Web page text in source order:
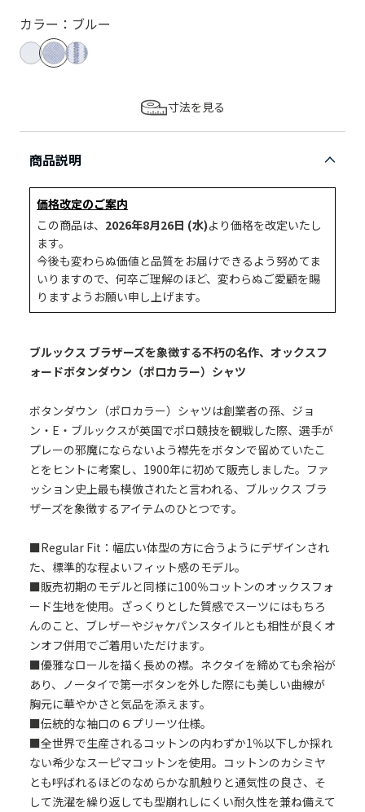
カラー：ブルー
寸法を見る
商品説明
価格改定のご案内
この商品は、 2026年8月26日 (水)より価格を改定いたし
ます。
今後も変わらぬ価値と品質をお届けできるよう努めてま
いりますので、何卒ご理解のほど、変わらぬご愛顧を賜
りますようお願い申し上げます。
ブルックス ブラザーズを象徴する不朽の名作、オックスフ
ォードボタンダウン（ポロカラー）シャツ
ボタンダウン（ポロカラー）シャツは創業者の孫、ジョ
ン・E・ブルックスが英国でポロ競技を観戦した際、選手が
プレーの邪魔にならないよう襟先をボタンで留めていたこ
とをヒントに考案し、1900年に初めて販売しました。ファ
ッション史上最も模倣されたと言われる、ブルックス ブラ
ザーズを象徴するアイテムのひとつです。
■Regular Fit：幅広い体型の方に合うようにデザインされ
た、標準的な程よいフィット感のモデル。
■販売初期のモデルと同様に100％コットンのオックスフォ
ード生地を使用。ざっくりとした質感でスーツにはもちろ
んのこと、ブレザーやジャケパンスタイルとも相性が良くオ
ンオフ併用でご着用いただけます。
■優雅なロールを描く長めの襟。ネクタイを締めても余裕が
あり、ノータイで第一ボタンを外した際にも美しい曲線が
胸元に華やかさと気品を添えます。
■伝統的な袖口の６プリーツ仕様。
■全世界で生産されるコットンの内わずか1％以下しか採れ
ない希少なスーピマコットンを使用。コットンのカシミヤ
とも呼ばれるほどのなめらかな肌触りと通気性の良さ、そ
して洗濯を繰り返しても型崩れしにくい耐久性を兼ね備えて